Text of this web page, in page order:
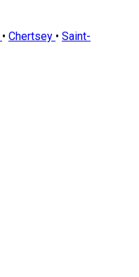
• Chertsey • Saint-